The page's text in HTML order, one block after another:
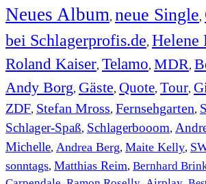
Neues Album, neue Single,
bei Schlagerprofis.de, Helene
Roland Kaiser, Telamo, MDR,
Andy Borg, Gäste, Quote, Tour,
ZDF, Stefan Mross, Fernsehgarten,
Schlager-Spaß, Schlagerbooom,
Michelle, Andrea Berg, Maite Kelly,
sonntags, Matthias Reim, Bernhard